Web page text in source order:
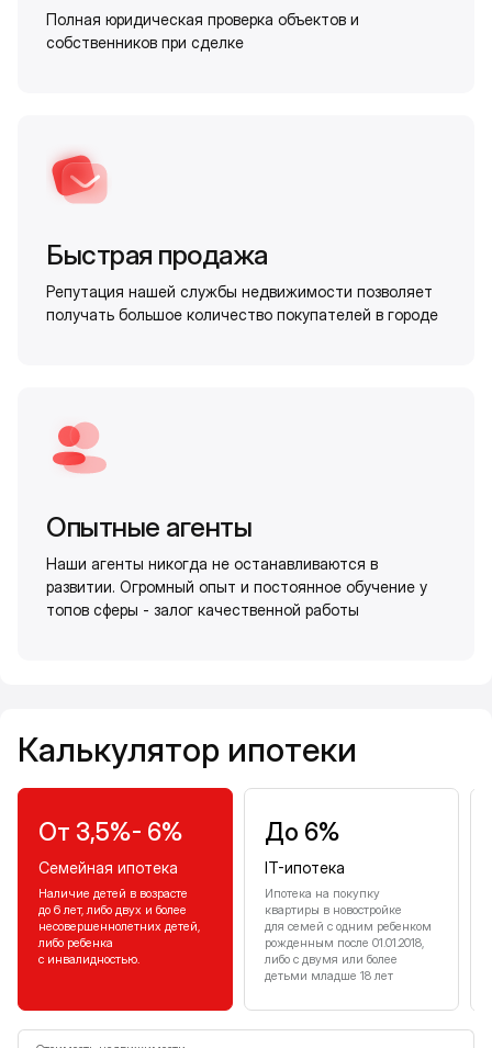
Полная юридическая проверка объектов и
собственников при сделке
Быстрая продажа
Репутация нашей службы недвижимости позволяет
получать большое количество покупателей в городе
Опытные агенты
Наши агенты никогда не останавливаются в
развитии. Огромный опыт и постоянное обучение у
топов сферы - залог качественной работы
Калькулятор ипотеки
От 3,5%- 6%
Семейная ипотека
Наличие детей в возрасте
до 6 лет, либо двух и более
несовершеннолетних детей,
либо ребенка
с инвалидностью.
До 6%
IT-ипотека
Ипотека на покупку
квартиры в новостройке
для семей с одним ребенком
рожденным после 01.01.2018,
либо с двумя или более
детьми младше 18 лет